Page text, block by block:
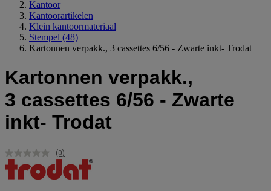
Kantoor
Kantoorartikelen
Klein kantoormateriaal
Stempel (48)
Kartonnen verpakk., 3 cassettes 6/56 - Zwarte inkt- Trodat
Kartonnen verpakk.,
3 cassettes 6/56 - Zwarte
inkt- Trodat
Geen
scorewaarde.
Dezelfde
(0)